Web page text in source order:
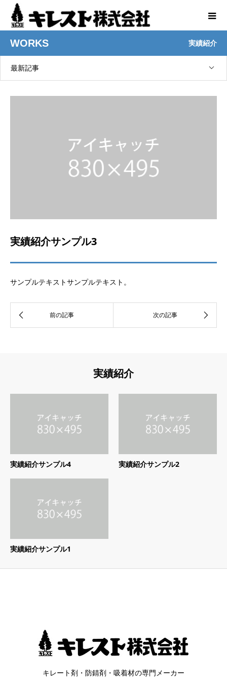
WORKS 実績紹介
最新記事
実績紹介サンプル3
サンプルテキストサンプルテキスト。
実績紹介
実績紹介サンプル4 実績紹介サンプル2
実績紹介サンプル1
キレート剤・防錆剤・吸着材の専門メーカー